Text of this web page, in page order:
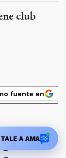
club
fuente en
el
A AMA